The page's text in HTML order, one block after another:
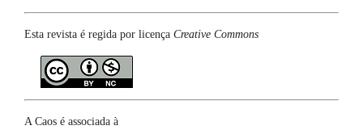
Esta revista é regida por licença Creative Commons
A Caos é associada à